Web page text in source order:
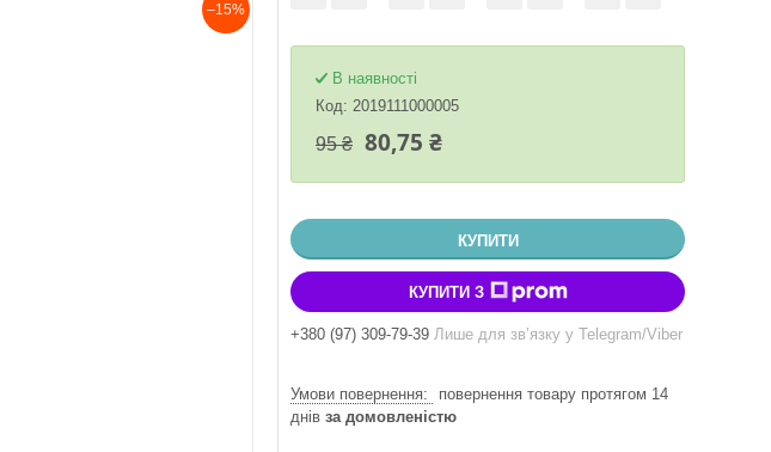
–15%
В наявності
Код: 2019111000005
95 ₴ 80,75 ₴
КУПИТИ
КУПИТИ З
+380 (97) 309-79-39 Лише для звʼязку у Telegram/Viber
повернення товару протягом 14
днів за домовленістю